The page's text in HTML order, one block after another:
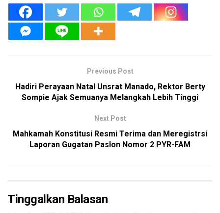
Previous Post
Hadiri Perayaan Natal Unsrat Manado, Rektor Berty
Sompie Ajak Semuanya Melangkah Lebih Tinggi
Next Post
Mahkamah Konstitusi Resmi Terima dan Meregistrsi
Laporan Gugatan Paslon Nomor 2 PYR-FAM
Tinggalkan Balasan